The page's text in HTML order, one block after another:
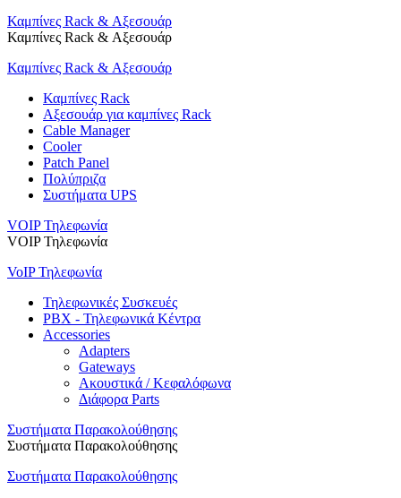
Καμπίνες Rack & Αξεσουάρ
Καμπίνες Rack & Αξεσουάρ
Καμπίνες Rack & Αξεσουάρ
Καμπίνες Rack
Αξεσουάρ για καμπίνες Rack
Cable Manager
Cooler
Patch Panel
Πολύπριζα
Συστήματα UPS
VOIP Τηλεφωνία
VOIP Τηλεφωνία
VoIP Τηλεφωνία
Τηλεφωνικές Συσκευές
PBX - Τηλεφωνικά Κέντρα
Accessories
Adapters
Gateways
Ακουστικά / Κεφαλόφωνα
Διάφορα Parts
Συστήματα Παρακολούθησης
Συστήματα Παρακολούθησης
Συστήματα Παρακολούθησης